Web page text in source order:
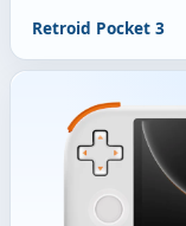
Retroid Pocket 3